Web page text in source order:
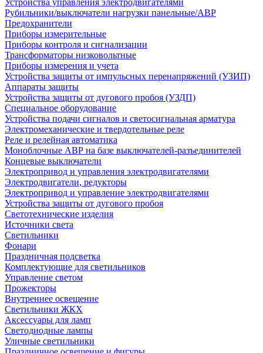
Устройства управления электродвигателями
Рубильники/выключатели нагрузки панельные/АВР
Предохранители
Приборы измерительные
Приборы контроля и сигнализации
Трансформаторы низковольтные
Приборы измерения и учета
Устройства защиты от импульсных перенапряжений (УЗИП)
Аппараты защиты
Устройства защиты от дугового пробоя (УЗДП)
Специальное оборудование
Устройства подачи сигналов и светосигнальная арматура
Электромеханические и твердотельные реле
Реле и релейная автоматика
Моноблочные АВР на базе выключателей-разъединителей
Концевые выключатели
Электропривод и управления электродвигателями
Электродвигатели, редукторы
Электропривод и управление электродвигателями
Устройства защиты от дугового пробоя
Светотехнические изделия
Источники света
Светильники
Фонари
Праздничная подсветка
Комплектующие для светильников
Управление светом
Прожекторы
Внутреннее освещение
Светильники ЖКХ
Аксессуары для ламп
Светодиодные лампы
Уличные светильники